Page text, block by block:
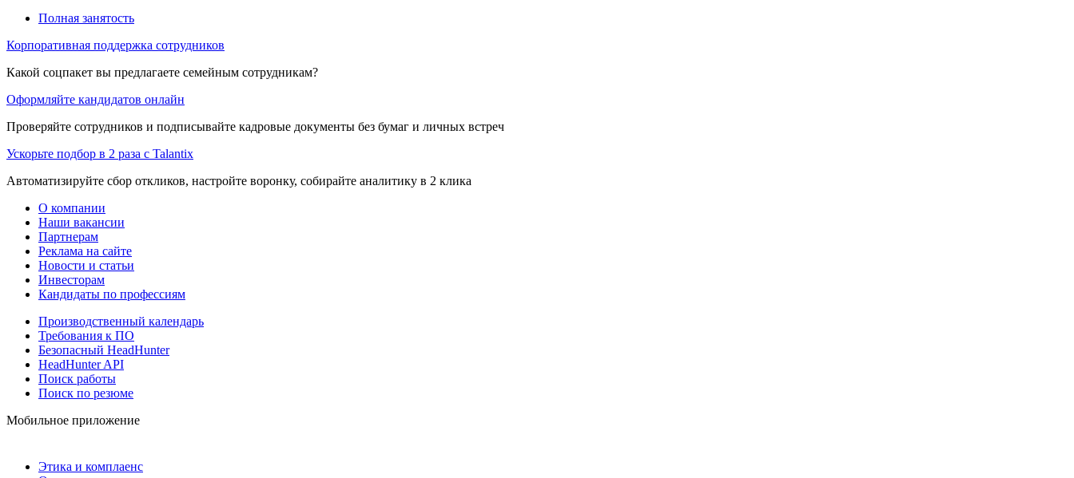
Полная занятость
Корпоративная поддержка сотрудников
Какой соцпакет вы предлагаете семейным сотрудникам?
Оформляйте кандидатов онлайн
Проверяйте сотрудников и подписывайте кадровые документы без бумаг и личных встреч
Ускорьте подбор в 2 раза с Talantix
Автоматизируйте сбор откликов, настройте воронку, собирайте аналитику в 2 клика
О компании
Наши вакансии
Партнерам
Реклама на сайте
Новости и статьи
Инвесторам
Кандидаты по профессиям
Производственный календарь
Требования к ПО
Безопасный HeadHunter
HeadHunter API
Поиск работы
Поиск по резюме
Мобильное приложение
Этика и комплаенс